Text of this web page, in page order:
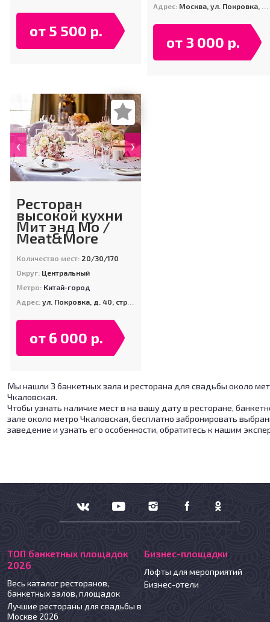
от 5 500 р.
Адрес: Москва, ул. Покровка, д. 16
от 3 000 р.
‹ ›
Ресторан
высокой кухни
Мит энд Мо /
Meat&More
Количество мест: 20/30/170
Округ: Центральный
Метро: Китай-город
Адрес:ул. Покровка, д. 40, стр. 2
от 6 000 р.
Мы нашли 3 банкетных зала и ресторана для свадьбы около
Чкаловская.
Чтобы узнать наличие мест в на вашу дату в ресторане,
зале около метро Чкаловская, бесплатно забронировать
заведение и узнать его особенности, обратитесь к нашим
ТОП банкетных площадок
2026
Весь каталог ресторанов,
банкетных залов, площадок
Лучшие рестораны для свадьбы в
Москве 2026
Бизнес-площадки
Лофты для мероприятий
Бизнес-отели